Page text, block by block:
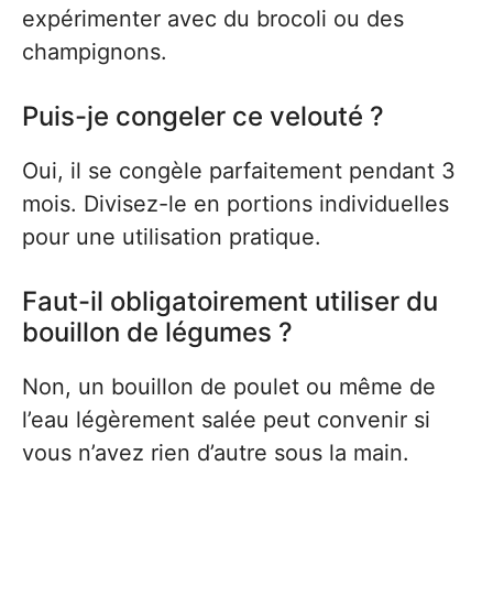
expérimenter avec du brocoli ou des
champignons.
Puis-je congeler ce velouté ?
Oui, il se congèle parfaitement pendant 3
mois. Divisez-le en portions individuelles
pour une utilisation pratique.
Faut-il obligatoirement utiliser du
bouillon de légumes ?
Non, un bouillon de poulet ou même de
l’eau légèrement salée peut convenir si
vous n’avez rien d’autre sous la main.